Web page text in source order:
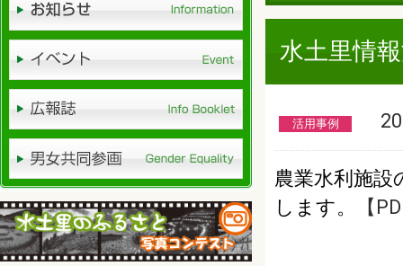
水土里情
活用事例
農業水利施設
します。
【